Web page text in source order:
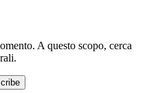
A questo scopo, cerca